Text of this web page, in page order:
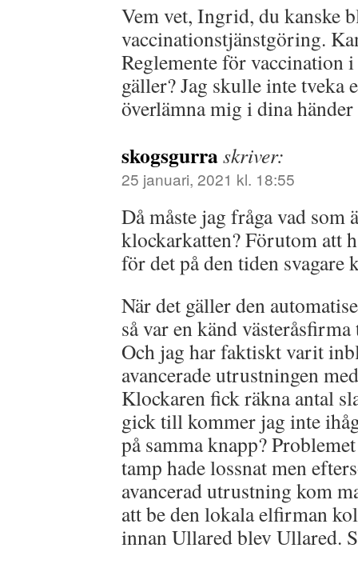
Vem vet, Ingrid, du kanske
vaccinationstjänstgöring.
Reglemente för vaccination
gäller? Jag skulle inte tveka
överlämna mig i dina
skogsgurraskriver:
25 januari, 2021 kl. 18:55
Då måste jag fråga vad som
klockarkatten? Förutom att
för det på den tiden svagare
När det gäller den
så var en känd
Och jag har faktiskt varit
avancerade utrustningen
Klockaren fick räkna antal
gick till kommer jag inte
på samma knapp?
tamp hade lossnat men
avancerad utrustning kom
att be den lokala elfirman
innan Ullared blev Ullared.